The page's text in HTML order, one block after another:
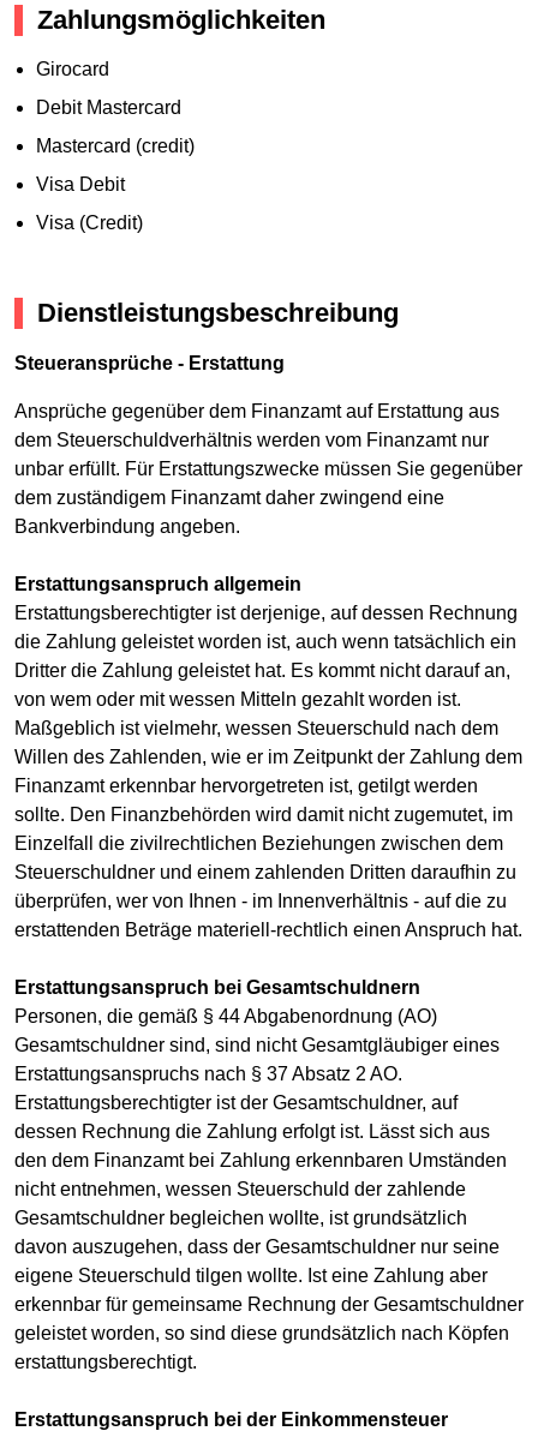
Zahlungsmöglichkeiten
Girocard
Debit Mastercard
Mastercard (credit)
Visa Debit
Visa (Credit)
Dienstleistungsbeschreibung
Steueransprüche - Erstattung
Ansprüche gegenüber dem Finanzamt auf Erstattung aus
dem Steuerschuldverhältnis werden vom Finanzamt nur
unbar erfüllt. Für Erstattungszwecke müssen Sie gegenüber
dem zuständigem Finanzamt daher zwingend eine
Bankverbindung angeben.
Erstattungsanspruch allgemein
Erstattungsberechtigter ist derjenige, auf dessen Rechnung
die Zahlung geleistet worden ist, auch wenn tatsächlich ein
Dritter die Zahlung geleistet hat. Es kommt nicht darauf an,
von wem oder mit wessen Mitteln gezahlt worden ist.
Maßgeblich ist vielmehr, wessen Steuerschuld nach dem
Willen des Zahlenden, wie er im Zeitpunkt der Zahlung dem
Finanzamt erkennbar hervorgetreten ist, getilgt werden
sollte. Den Finanzbehörden wird damit nicht zugemutet, im
Einzelfall die zivilrechtlichen Beziehungen zwischen dem
Steuerschuldner und einem zahlenden Dritten daraufhin zu
überprüfen, wer von Ihnen - im Innenverhältnis - auf die zu
erstattenden Beträge materiell-rechtlich einen Anspruch hat.
Erstattungsanspruch bei Gesamtschuldnern
Personen, die gemäß § 44 Abgabenordnung (AO)
Gesamtschuldner sind, sind nicht Gesamtgläubiger eines
Erstattungsanspruchs nach § 37 Absatz 2 AO.
Erstattungsberechtigter ist der Gesamtschuldner, auf
dessen Rechnung die Zahlung erfolgt ist. Lässt sich aus
den dem Finanzamt bei Zahlung erkennbaren Umständen
nicht entnehmen, wessen Steuerschuld der zahlende
Gesamtschuldner begleichen wollte, ist grundsätzlich
davon auszugehen, dass der Gesamtschuldner nur seine
eigene Steuerschuld tilgen wollte. Ist eine Zahlung aber
erkennbar für gemeinsame Rechnung der Gesamtschuldner
geleistet worden, so sind diese grundsätzlich nach Köpfen
erstattungsberechtigt.
Erstattungsanspruch bei der Einkommensteuer